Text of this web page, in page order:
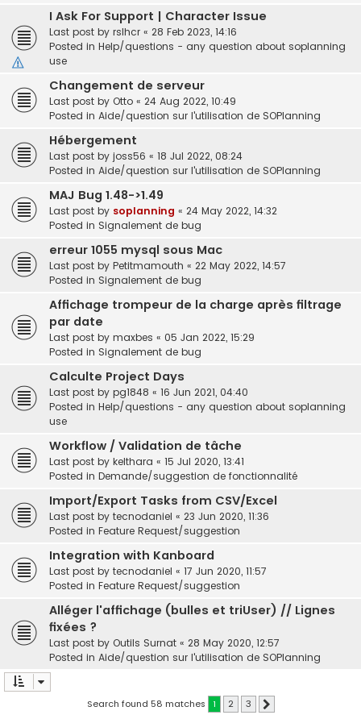
I Ask For Support | Character Issue
Last post by rslhcr « 28 Feb 2023, 14:16
Posted in Help/questions - any question about soplanning
use
Changement de serveur
Last post by Otto « 24 Aug 2022, 10:49
Posted in Aide/question sur l'utilisation de SOPlanning
Hébergement
Last post by joss56 « 18 Jul 2022, 08:24
Posted in Aide/question sur l'utilisation de SOPlanning
MAJ Bug 1.48->1.49
Last post by soplanning « 24 May 2022, 14:32
Posted in Signalement de bug
erreur 1055 mysql sous Mac
Last post by Petitmamouth « 22 May 2022, 14:57
Posted in Signalement de bug
Affichage trompeur de la charge après filtrage
par date
Last post by maxbes « 05 Jan 2022, 15:29
Posted in Signalement de bug
Calculte Project Days
Last post by pg1848 « 16 Jun 2021, 04:40
Posted in Help/questions - any question about soplanning
use
Workflow / Validation de tâche
Last post by kelthara « 15 Jul 2020, 13:41
Posted in Demande/suggestion de fonctionnalité
Import/Export Tasks from CSV/Excel
Last post by tecnodaniel « 23 Jun 2020, 11:36
Posted in Feature Request/suggestion
Integration with Kanboard
Last post by tecnodaniel « 17 Jun 2020, 11:57
Posted in Feature Request/suggestion
Alléger l'affichage (bulles et triUser) // Lignes
fixées ?
Last post by Outils Surnat « 28 May 2020, 12:57
Posted in Aide/question sur l'utilisation de SOPlanning
Search found 58 matches 1 2 3